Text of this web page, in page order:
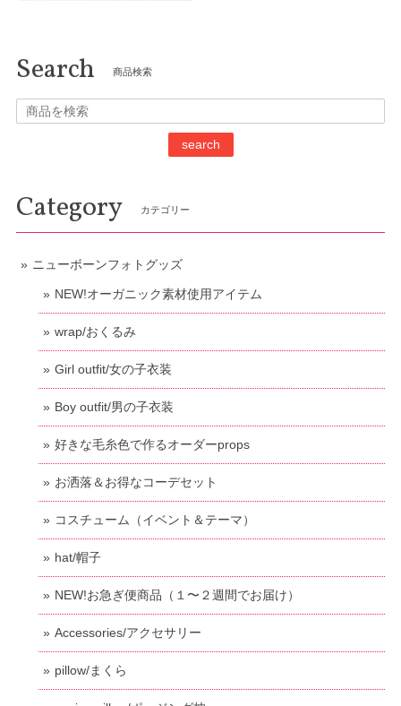
Search 商品検索
search
Category カテゴリー
ニューボーンフォトグッズ
NEW!オーガニック素材使用アイテム
wrap/おくるみ
Girl outfit/女の子衣装
Boy outfit/男の子衣装
好きな毛糸色で作るオーダーprops
お洒落＆お得なコーデセット
コスチューム（イベント＆テーマ）
hat/帽子
NEW!お急ぎ便商品（１〜２週間でお届け）
Accessories/アクセサリー
pillow/まくら